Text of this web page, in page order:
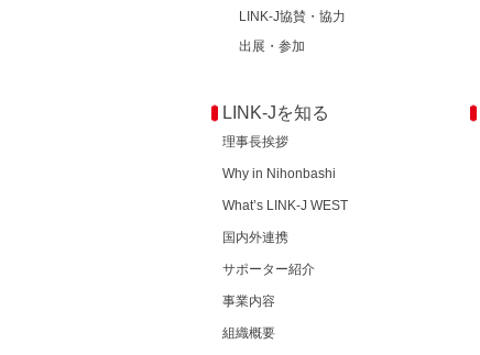
LINK-J協賛・協力
出展・参加
LINK-Jを知る
理事長挨拶
Why in Nihonbashi
What’s LINK-J WEST
国内外連携
サポーター紹介
事業内容
組織概要